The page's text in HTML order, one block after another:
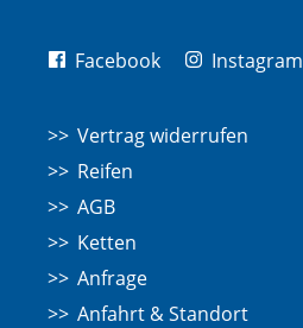
Facebook Instagram
Vertrag widerrufen
Reifen
AGB
Ketten
Anfrage
Anfahrt & Standort